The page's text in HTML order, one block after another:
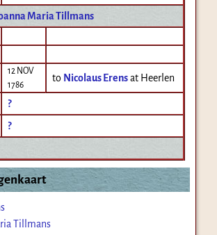
Maria Tillmans
12 NOV
1786
to Nicolaus Erens at Heerlen
?
?
Tillmans